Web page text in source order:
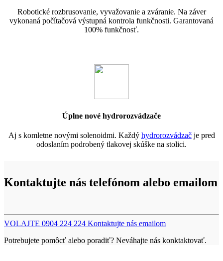
Robotické rozbrusovanie, vyvažovanie a zváranie. Na záver
vykonaná počítačová výstupná kontrola funkčnosti. Garantovaná
100% funkčnosť.
Úplne nové hydrorozvádzače
Aj s komletne novými solenoidmi. Každý hydrorozvádzačje pred
odoslaním podrobený tlakovej skúške na stolici.
Kontaktujte nás telefónom alebo emailom
VOLAJTE 0904 224 224 Kontaktujte nás emailom
Potrebujete pomôcť alebo poradiť? Neváhajte nás konktaktovať.